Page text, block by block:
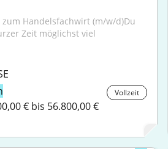
zum Handelsfachwirt (m/w/d)Du
Zeit möglichst viel
Vollzeit
€ bis 56.800,00 €